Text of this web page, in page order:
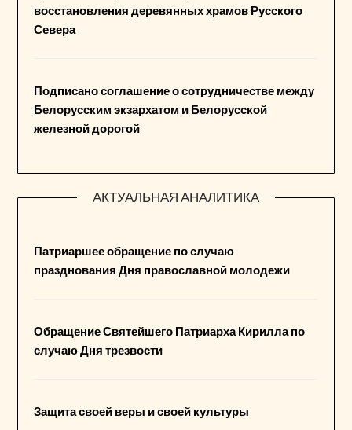
восстановления деревянных храмов Русского
Севера
Подписано соглашение о сотрудничестве между
Белорусским экзархатом и Белорусской
железной дорогой
АКТУАЛЬНАЯ АНАЛИТИКА
Патриаршее обращение по случаю
празднования Дня православной молодежи
Обращение Святейшего Патриарха Кирилла по
случаю Дня трезвости
Защита своей веры и своей культуры